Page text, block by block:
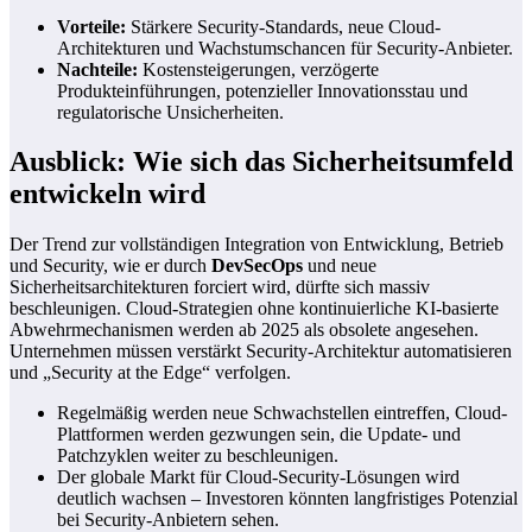
Vorteile: Stärkere Security-Standards, neue Cloud-
Architekturen und Wachstumschancen für Security-Anbieter.
Nachteile: Kostensteigerungen, verzögerte
Produkteinführungen, potenzieller Innovationsstau und
regulatorische Unsicherheiten.
Ausblick: Wie sich das Sicherheitsumfeld
entwickeln wird
Der Trend zur vollständigen Integration von Entwicklung, Betrieb
und Security, wie er durch DevSecOps und neue
Sicherheitsarchitekturen forciert wird, dürfte sich massiv
beschleunigen. Cloud-Strategien ohne kontinuierliche KI-basierte
Abwehrmechanismen werden ab 2025 als obsolete angesehen.
Unternehmen müssen verstärkt Security-Architektur automatisieren
und „Security at the Edge“ verfolgen.
Regelmäßig werden neue Schwachstellen eintreffen, Cloud-
Plattformen werden gezwungen sein, die Update- und
Patchzyklen weiter zu beschleunigen.
Der globale Markt für Cloud-Security-Lösungen wird
deutlich wachsen – Investoren könnten langfristiges Potenzial
bei Security-Anbietern sehen.